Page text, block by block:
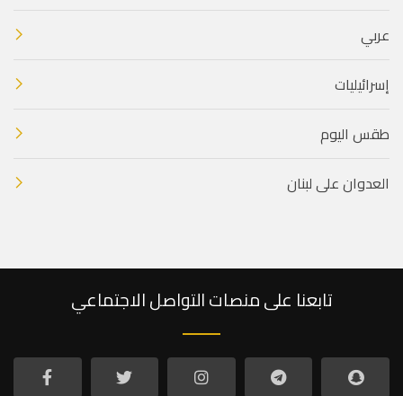
عربي
إسرائيليات
طقس اليوم
العدوان على لبنان
تابعنا على منصات التواصل الاجتماعي